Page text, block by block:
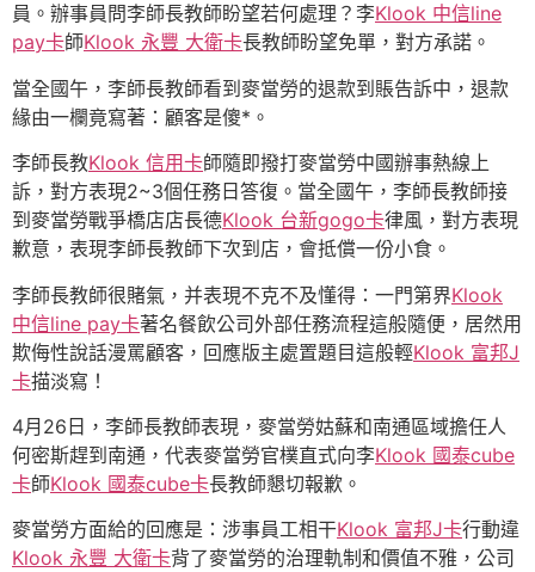
員。辦事員問李師長教師盼望若何處理？李Klook 中信line
pay卡師Klook 永豐 大衛卡長教師盼望免單，對方承諾。
當全國午，李師長教師看到麥當勞的退款到賬告訴中，退款
緣由一欄竟寫著：顧客是傻*。
李師長教Klook 信用卡師隨即撥打麥當勞中國辦事熱線上
訴，對方表現2~3個任務日答復。當全國午，李師長教師接
到麥當勞戰爭橋店店長德Klook 台新gogo卡律風，對方表現
歉意，表現李師長教師下次到店，會抵償一份小食。
李師長教師很賭氣，并表現不克不及懂得：一門第界Klook
中信line pay卡著名餐飲公司外部任務流程這般隨便，居然用
欺侮性說話漫罵顧客，回應版主處置題目這般輕Klook 富邦J
卡描淡寫！
4月26日，李師長教師表現，麥當勞姑蘇和南通區域擔任人
何密斯趕到南通，代表麥當勞官樸直式向李Klook 國泰cube
卡師Klook 國泰cube卡長教師懇切報歉。
麥當勞方面給的回應是：涉事員工相干Klook 富邦J卡行動違
Klook 永豐 大衛卡背了麥當勞的治理軌制和價值不雅，公司